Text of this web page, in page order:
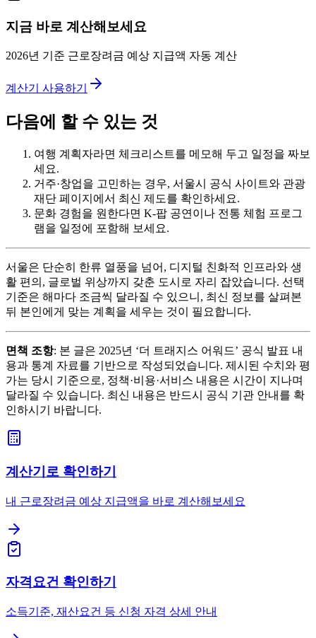
지금 바로 계산해보세요
2026년 기준 근로장려금 예상 지급액 자동 계산
계산기 사용하기
다음에 할 수 있는 것
여행 계획자라면 체크리스트를 메모해 두고 일정을 짜보
세요.
거주·창업을 고민하는 경우, 서울시 공식 사이트와 관광
재단 페이지에서 최신 제도를 확인하세요.
문화 경험을 원한다면 K-팝 공연이나 전통 체험 프로그
램을 일정에 포함해 보세요.
서울은 단순히 한류 열풍을 넘어, 디지털 친화적 인프라와 생
활 편의, 글로벌 위상까지 갖춘 도시로 자리 잡았습니다. 선택
기준은 해마다 조금씩 달라질 수 있으니, 최신 정보를 살펴본
뒤 본인에게 맞는 계획을 세우는 것이 필요합니다.
면책 조항: 본 글은 2025년 ‘더 트래지스 어워드’ 공식 발표 내
용과 통계 자료를 기반으로 작성되었습니다. 제시된 수치와 평
가는 당시 기준으로, 정책·비용·서비스 내용은 시간이 지나며
달라질 수 있습니다. 최신 내용은 반드시 공식 기관 안내를 확
인하시기 바랍니다.
계산기로 확인하기
내 근로장려금 예상 지급액을 바로 계산해보세요
자격요건 확인하기
소득기준, 재산요건 등 신청 자격 상세 안내